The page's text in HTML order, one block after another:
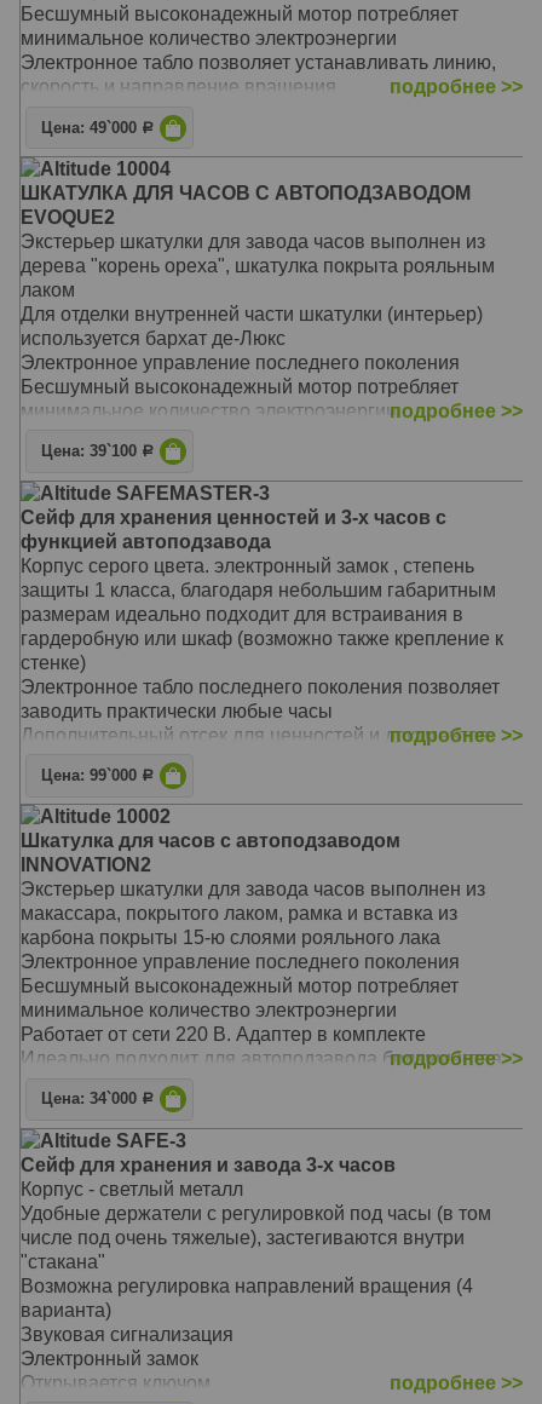
регулировка количества оборотов
Основной режим - 1800 оборотов в сутки
Подушечка и держатель - универсальные, размер
регулируется под конкретные часы
Бесшумный высоконадежный мотор потребляет
минимальное количество электроэнергии
Электронное табло позволяет устанавливать линию,
скорость и направление вращения
Работает от сети 220 В
Идеально подходит для автоподзавода большинства
механических часов
Есть встроенные программы, возможность выбора
пользовательского режима и регулировка количества
оборотов
Основной режим - 1800 оборотов в сутки
Подушечка и держатель - универсальные, размер
регулируется под конкретные часы
Материал: Дерево
Размер: 38 х 20 х21 см
подробнее >>
Цена: 49`000 Р
Altitude 10004
ШКАТУЛКА ДЛЯ ЧАСОВ С АВТОПОДЗАВОДОМ
EVOQUE2
Экстерьер шкатулки для завода часов выполнен из
дерева "корень ореха", шкатулка покрыта рояльным
лаком
Для отделки внутренней части шкатулки (интерьер)
используется бархат де-Люкс
Электронное управление последнего поколения
Бесшумный высоконадежный мотор потребляет
минимальное количество электроэнергии
Универсальный: работает от сети 220 В. Адаптер в
комплекте.
Идеально подходит для автоподзавода большинства
механических часов
Есть встроенные программы, возможность выбора
пользовательского режима и регулировка количества
оборотов
Основной режим - 1800 оборотов в сутки
Подушечка и держатель - универсальные, размер
регулируется под конкретные часы
Материал: Дерево
Размер: 31 х 20 х 22 см
подробнее >>
Цена: 39`100 Р
Altitude SAFEMASTER-3
Сейф для хранения ценностей и 3-х часов с
функцией автоподзавода
Корпус серого цвета. электронный замок , степень
защиты 1 класса, благодаря небольшим габаритным
размерам идеально подходит для встраивания в
гардеробную или шкаф (возможно также крепление к
стенке)
Электронное табло последнего поколения позволяет
заводить практически любые часы
Дополнительный отсек для ценностей и документов
Сертифицирован РосТест
Материал: Металл
Размер: 35 х 22 х25 см
подробнее >>
Цена: 99`000 Р
Altitude 10002
Шкатулка для часов с автоподзаводом
INNOVATION2
Экстерьер шкатулки для завода часов выполнен из
макассара, покрытого лаком, рамка и вставка из
карбона покрыты 15-ю слоями рояльного лака
Электронное управление последнего поколения
Бесшумный высоконадежный мотор потребляет
минимальное количество электроэнергии
Работает от сети 220 В. Адаптер в комплекте
Идеально подходит для автоподзавода большинства
механических часов
Есть встроенные программы, возможность выбора
пользовательского режима и регулировка количества
оборотов
Основной режим - 1800 оборотов в сутки
Подушечка и держатель - универсальные, размер
регулируется под конкретные часы
Материал: Дерево
Размер: 32 х 21 х 22 см
подробнее >>
Цена: 34`000 Р
Altitude SAFE-3
Сейф для хранения и завода 3-х часов
Корпус - светлый металл
Удобные держатели с регулировкой под часы (в том
числе под очень тяжелые), застегиваются внутри
"стакана"
Возможна регулировка направлений вращения (4
варианта)
Звуковая сигнализация
Электронный замок
Открывается ключом
подробнее >>